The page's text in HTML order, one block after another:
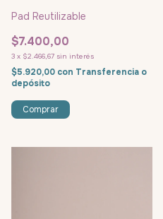
Pad Reutilizable
$7.400,00
3 x $2.466,67 sin interés
$5.920,00 con Transferencia o
depósito